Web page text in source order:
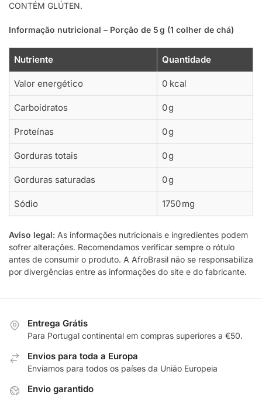
CONTÉM GLÚTEN.
Informação nutricional – Porção de 5 g (1 colher de chá)
Nutriente Quantidade
Valor energético 0 kcal
Carboidratos 0 g
Proteínas 0 g
Gorduras totais 0 g
Gorduras saturadas 0 g
Sódio 1750 mg
Aviso legal: As informações nutricionais e ingredientes podem
sofrer alterações. Recomendamos verificar sempre o rótulo
antes de consumir o produto. A AfroBrasil não se responsabiliza
por divergências entre as informações do site e do fabricante.
Entrega Grátis
Para Portugal continental em compras superiores a €50.
Envios para toda a Europa
Enviamos para todos os países da União Europeia
Envio garantido